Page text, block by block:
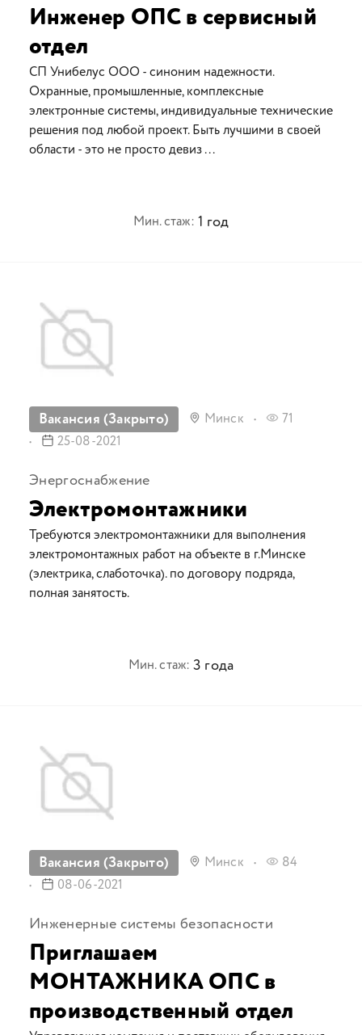
Инженер ОПС в сервисный
отдел
СП Унибелус ООО - синоним надежности.
Охранные, промышленные, комплексные
электронные системы, индивидуальные технические
решения под любой проект. Быть лучшими в своей
области - это не просто девиз ...
Мин. стаж: 1 год
Вакансия (Закрыто) Минск
71
25-08-2021
Энергоснабжение
Электромонтажники
Требуются электромонтажники для выполнения
электромонтажных работ на объекте в г.Минске
(электрика, слаботочка). по договору подряда,
полная занятость.
Мин. стаж: 3 года
Вакансия (Закрыто) Минск
84
08-06-2021
Инженерные системы безопасности
Приглашаем
МОНТАЖНИКА ОПС в
производственный отдел